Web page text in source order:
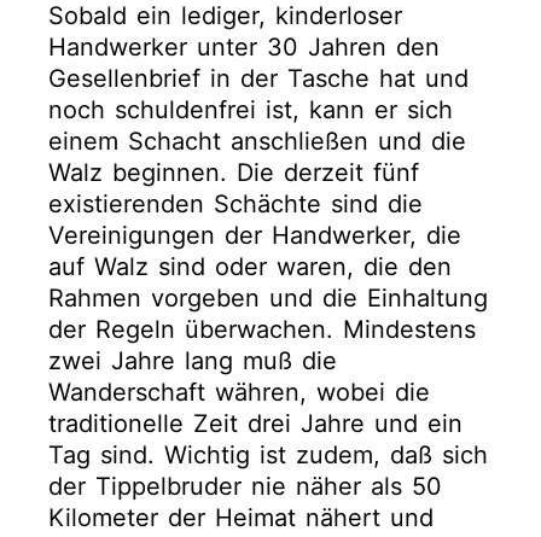
Sobald ein lediger, kinderloser
Handwerker unter 30 Jahren den
Gesellenbrief in der Tasche hat und
noch schuldenfrei ist, kann er sich
einem Schacht anschließen und die
Walz beginnen. Die derzeit fünf
existierenden Schächte sind die
Vereinigungen der Handwerker, die
auf Walz sind oder waren, die den
Rahmen vorgeben und die Einhaltung
der Regeln überwachen. Mindestens
zwei Jahre lang muß die
Wanderschaft währen, wobei die
traditionelle Zeit drei Jahre und ein
Tag sind. Wichtig ist zudem, daß sich
der Tippelbruder nie näher als 50
Kilometer der Heimat nähert und